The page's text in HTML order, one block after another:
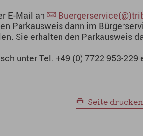
E-Mail an
Parkausweis dann im
Sie erhalten den Parkausweis
unter Tel. +49 (0) 7722 953-229
Seite drucken